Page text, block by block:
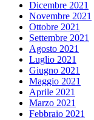
Dicembre 2021
Novembre 2021
Ottobre 2021
Settembre 2021
Agosto 2021
Luglio 2021
Giugno 2021
Maggio 2021
Aprile 2021
Marzo 2021
Febbraio 2021